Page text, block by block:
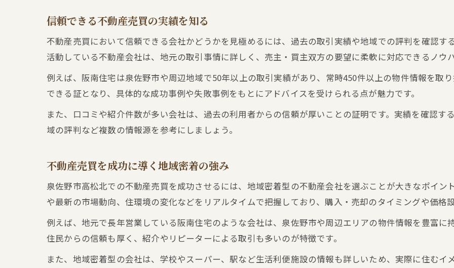
成功する不動産売買のエピソード紹介
不動産仲介で失敗しないための心得
体験者が語る不動産売買のリアル
後悔しない不動産売買の判断ポイント
不動産売買で後悔しない判断基準表
後悔しない不動産売買の進め方とは
信頼できる不動産売買の実績を知る
不動産売買において信頼できる会社かどうかを見極めるには、過去の取引実績や地域での評判を確認
活動している不動産会社は、地元の取引事情に詳しく、売主・買主双方の要望に柔軟に対応できるノウ
例えば、阪南住宅は泉佐野市や周辺地域で50年以上の取引実績があり、常時450件以上の物件情報を取
できる証となり、具体的な成功事例や失敗事例をもとにアドバイスを受けられる点が魅力です。
また、口コミや紹介件数が多い会社は、過去の利用者からの信頼が厚いことの証明です。実績を確認す
域の評判など複数の情報源を参考にしましょう。
不動産売買を成功に導く地域密着の強み
泉佐野市高松北での不動産売買を成功させるには、地域密着型の不動産会社を選ぶことが大きなポイン
や最新の市場動向、住環境の変化などをリアルタイムで把握しており、購入・売却のタイミングや価格
例えば、地元で長年営業している阪南住宅のような会社は、泉佐野市や周辺エリアの物件情報を豊富に
住民からの信頼も厚く、紹介やリピーターによる取引も多いのが特徴です。
また、地域密着型の会社は、学校やスーパー、駅など生活利便施設の情報も詳しいため、実際に住むイ